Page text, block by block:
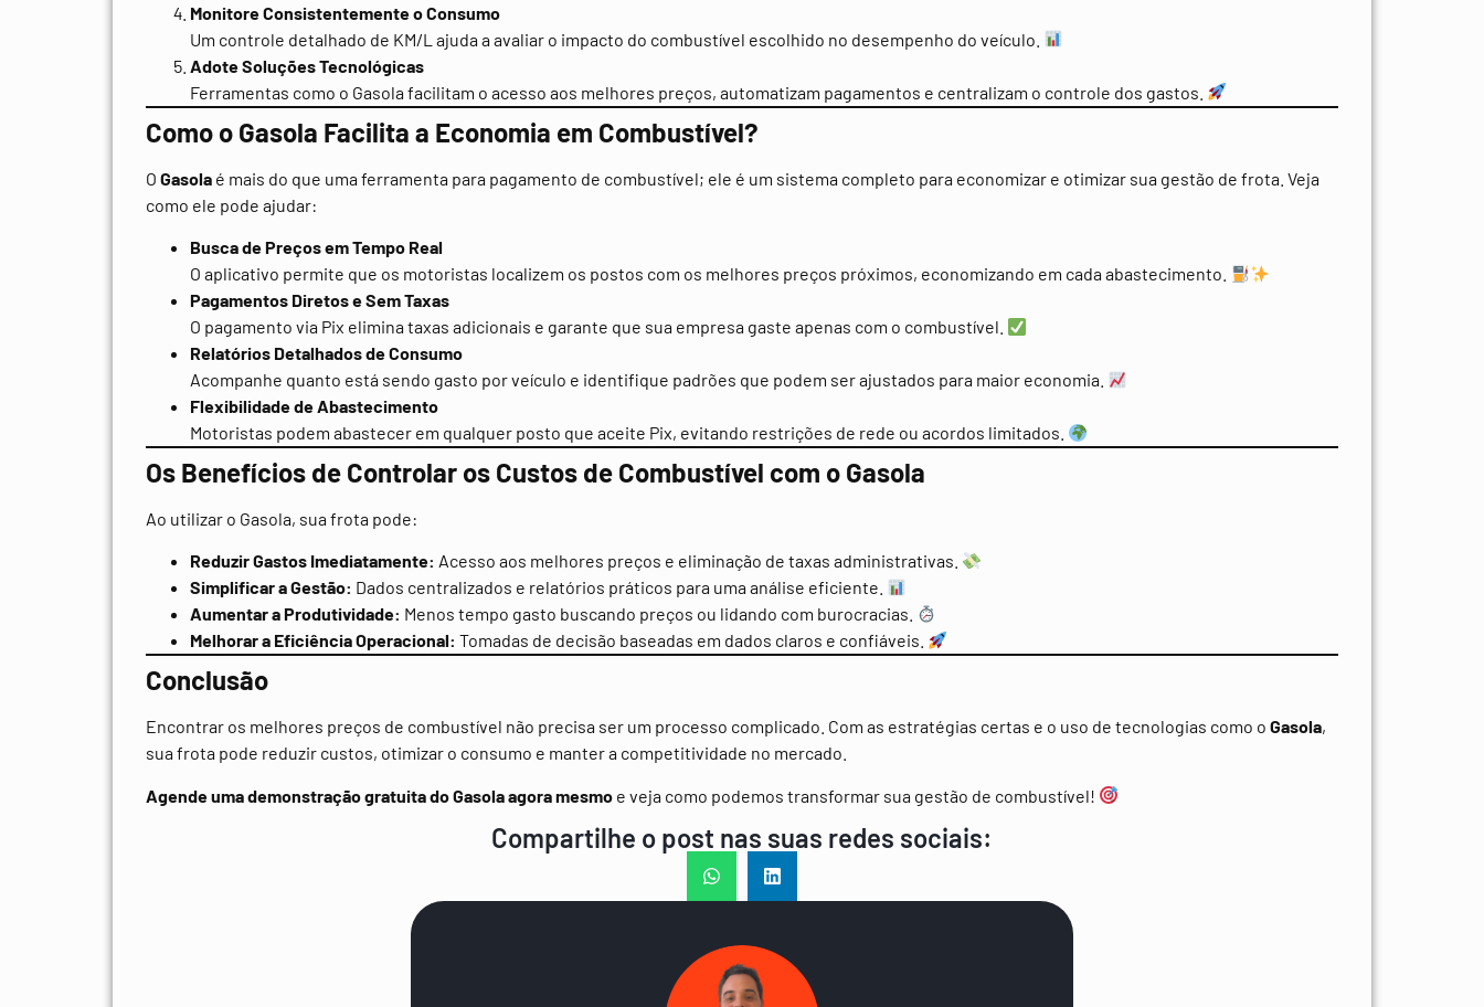
Monitore Consistentemente o Consumo
Um controle detalhado de KM/L ajuda a avaliar o impacto do combustível escolhido no desempenho do veículo.
Adote Soluções Tecnológicas
Ferramentas como o Gasola facilitam o acesso aos melhores preços, automatizam pagamentos e centralizam o controle dos gastos.
Como o Gasola Facilita a Economia em Combustível?
O Gasola é mais do que uma ferramenta para pagamento de combustível; ele é um sistema completo para economizar e otimizar sua gestão de frota. Veja
como ele pode ajudar:
Busca de Preços em Tempo Real
O aplicativo permite que os motoristas localizem os postos com os melhores preços próximos, economizando em cada abastecimento.
Pagamentos Diretos e Sem Taxas
O pagamento via Pix elimina taxas adicionais e garante que sua empresa gaste apenas com o combustível.
Relatórios Detalhados de Consumo
Acompanhe quanto está sendo gasto por veículo e identifique padrões que podem ser ajustados para maior economia.
Flexibilidade de Abastecimento
Motoristas podem abastecer em qualquer posto que aceite Pix, evitando restrições de rede ou acordos limitados.
Os Benefícios de Controlar os Custos de Combustível com o Gasola
Ao utilizar o Gasola, sua frota pode:
Reduzir Gastos Imediatamente: Acesso aos melhores preços e eliminação de taxas administrativas.
Simplificar a Gestão: Dados centralizados e relatórios práticos para uma análise eficiente.
Aumentar a Produtividade: Menos tempo gasto buscando preços ou lidando com burocracias.
Melhorar a Eficiência Operacional: Tomadas de decisão baseadas em dados claros e confiáveis.
Conclusão
Encontrar os melhores preços de combustível não precisa ser um processo complicado. Com as estratégias certas e o uso de tecnologias como o Gasola,
sua frota pode reduzir custos, otimizar o consumo e manter a competitividade no mercado.
Agende uma demonstração gratuita do Gasola agora mesmo e veja como podemos transformar sua gestão de combustível!
Compartilhe o post nas suas redes sociais: